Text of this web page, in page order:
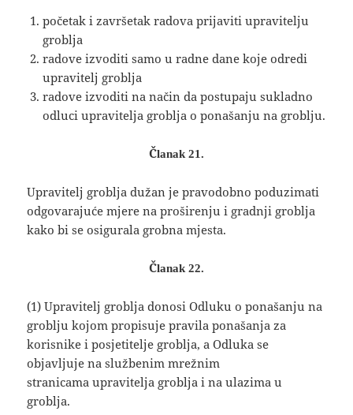
početak i završetak radova prijaviti upravitelju
groblja
radove izvoditi samo u radne dane koje odredi
upravitelj groblja
radove izvoditi na način da postupaju sukladno
odluci upravitelja groblja o ponašanju na groblju.
Članak 21.
Upravitelj groblja dužan je pravodobno poduzimati
odgovarajuće mjere na proširenju i gradnji groblja
kako bi se osigurala grobna mjesta.
Članak 22.
(1) Upravitelj groblja donosi Odluku o ponašanju na
groblju kojom propisuje pravila ponašanja za
korisnike i posjetitelje groblja, a Odluka se
objavljuje na službenim mrežnim
stranicama upravitelja groblja i na ulazima u
groblja.